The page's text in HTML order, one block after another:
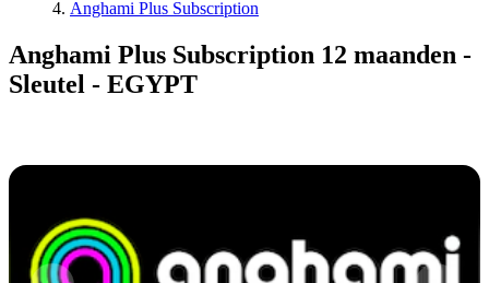
Anghami Plus Subscription
Anghami Plus Subscription 12 maanden -
Sleutel - EGYPT